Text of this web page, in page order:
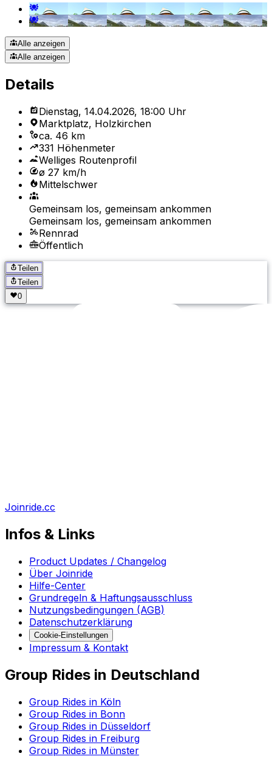
Alle anzeigen
Alle anzeigen
Details
Dienstag, 14.04.2026, 18:00 Uhr
Marktplatz, Holzkirchen
ca. 46 km
331 Höhenmeter
Welliges Routenprofil
ø 27 km/h
Mittelschwer
Gemeinsam los, gemeinsam ankommen
Gemeinsam los, gemeinsam ankommen
Rennrad
Öffentlich
Teilen
Teilen
Joinride.cc
Infos & Links
Product Updates / Changelog
Über Joinride
Hilfe-Center
Grundregeln & Haftungsausschluss
Nutzungsbedingungen (AGB)
Datenschutzerklärung
Cookie-Einstellungen
Impressum & Kontakt
Group Rides in Deutschland
Group Rides in Köln
Group Rides in Bonn
Group Rides in Düsseldorf
Group Rides in Freiburg
Group Rides in Münster